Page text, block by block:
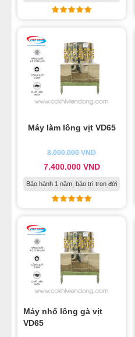
Máy làm lông vịt VD65
8.000.000VND
7.400.000 VND
Bảo hành 1 năm, bảo trì trọn đời
Máy nhổ lông gà vịt
VD65